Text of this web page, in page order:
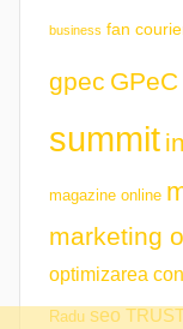
business fan
gpec
summit
magazine online
marketing
optimizarea
Radu seo